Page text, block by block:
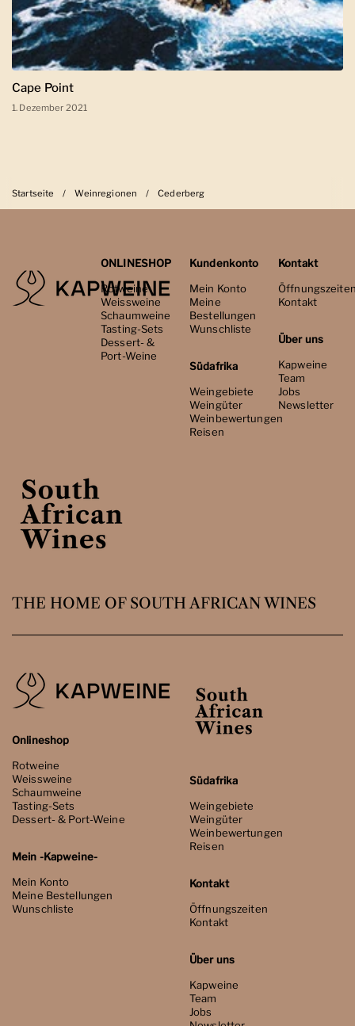
Cape Point
1. Dezember 2021
Startseite / Weinregionen / Cederberg
ONLINESHOP
Rotweine
Weissweine
Schaumweine
Tasting-Sets
Dessert- &
Port-Weine
Kundenkonto
Mein Konto
Meine
Bestellungen
Wunschliste
Südafrika
Weingebiete
Weingüter
Weinbewertungen
Reisen
Kontakt
Kontakt
Über uns
Kapweine
Team
Jobs
Newsletter
THE HOME OF SOUTH AFRICAN WINES
Onlineshop
Rotweine
Weissweine
Schaumweine
Tasting-Sets
Dessert- & Port-Weine
Mein -Kapweine-
Mein Konto
Meine Bestellungen
Wunschliste
Südafrika
Weingebiete
Weingüter
Weinbewertungen
Reisen
Kontakt
Öffnungszeiten
Kontakt
Über uns
Kapweine
Team
Jobs